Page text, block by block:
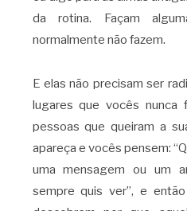
da rotina. Façam
normalmente não fazem.
E elas não precisam ser
lugares que vocês nunca
pessoas que queiram a
apareça e vocês pensem:
uma mensagem ou um
sempre quis ver”, e